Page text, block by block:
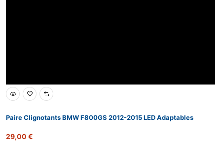
Paire Clignotants BMW F800GS 2012-2015 LED Adaptables
29,00 €